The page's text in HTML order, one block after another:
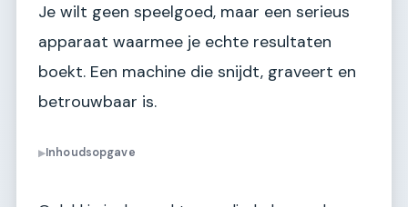
Je wilt geen speelgoed, maar een serieus
apparaat waarmee je echte resultaten
boekt. Een machine die snijdt, graveert en
betrouwbaar is.
▶Inhoudsopgave